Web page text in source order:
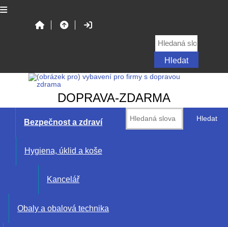
DOPRAVA-ZDARMA
Bezpečnost a zdraví
Hygiena, úklid a koše
Kancelář
Obaly a obalová technika